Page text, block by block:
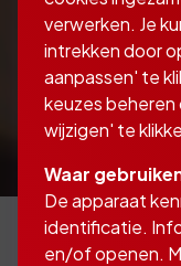
verwerken. Je
intrekken door
aanpassen' te
keuzes beheren
wijzigen' te
Waar
De apparaat
identificatie.
en/of openen.